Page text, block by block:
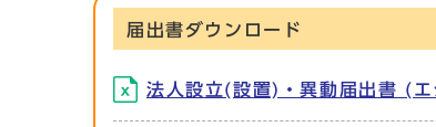
届出書ダウンロード
法人設立(設置)・異動届出書 (